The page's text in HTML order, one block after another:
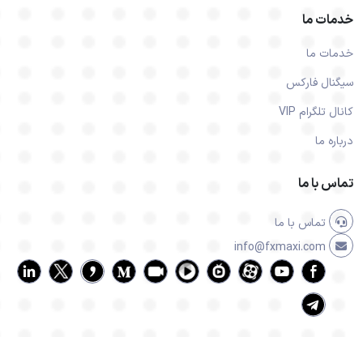
خدمات ما
خدمات ما
سیگنال فارکس
کانال تلگرام VIP
درباره ما
تماس با ما
تماس با ما